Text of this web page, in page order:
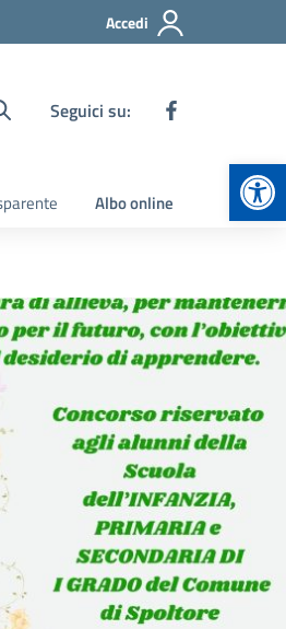
Accedi
Seguici su:
Albo online